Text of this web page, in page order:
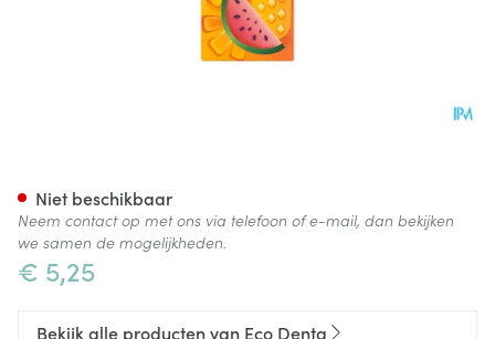
€ 5,25
Niet beschikbaar
Neem contact op met ons via telefoon of e-mail, dan bekijken
we samen de mogelijkheden.
Bekijk alle producten van Eco Denta